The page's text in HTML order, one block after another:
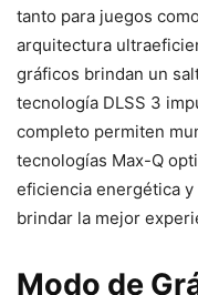
tanto para juegos
arquitectura
gráficos brindan un
tecnología DLSS 3
completo permiten
tecnologías Max-Q
eficiencia energética
brindar la mejor
Modo de